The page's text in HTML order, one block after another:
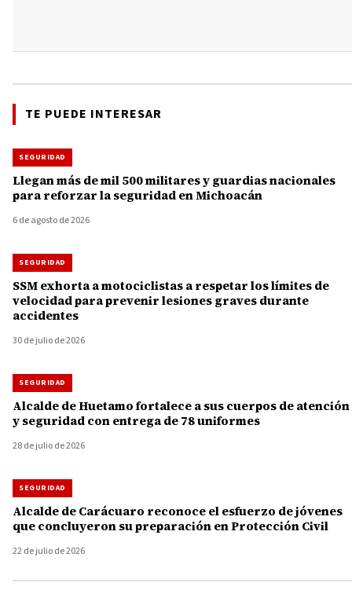
TE PUEDE INTERESAR
SEGURIDAD
Llegan más de mil 500 militares y guardias nacionales
para reforzar la seguridad en Michoacán
6 de agosto de 2026
SEGURIDAD
SSM exhorta a motociclistas a respetar los límites de
velocidad para prevenir lesiones graves durante
accidentes
30 de julio de 2026
SEGURIDAD
Alcalde de Huetamo fortalece a sus cuerpos de atención
y seguridad con entrega de 78 uniformes
28 de julio de 2026
SEGURIDAD
Alcalde de Carácuaro reconoce el esfuerzo de jóvenes
que concluyeron su preparación en Protección Civil
22 de julio de 2026